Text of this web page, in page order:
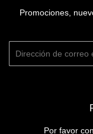
Promociones,
Por favor